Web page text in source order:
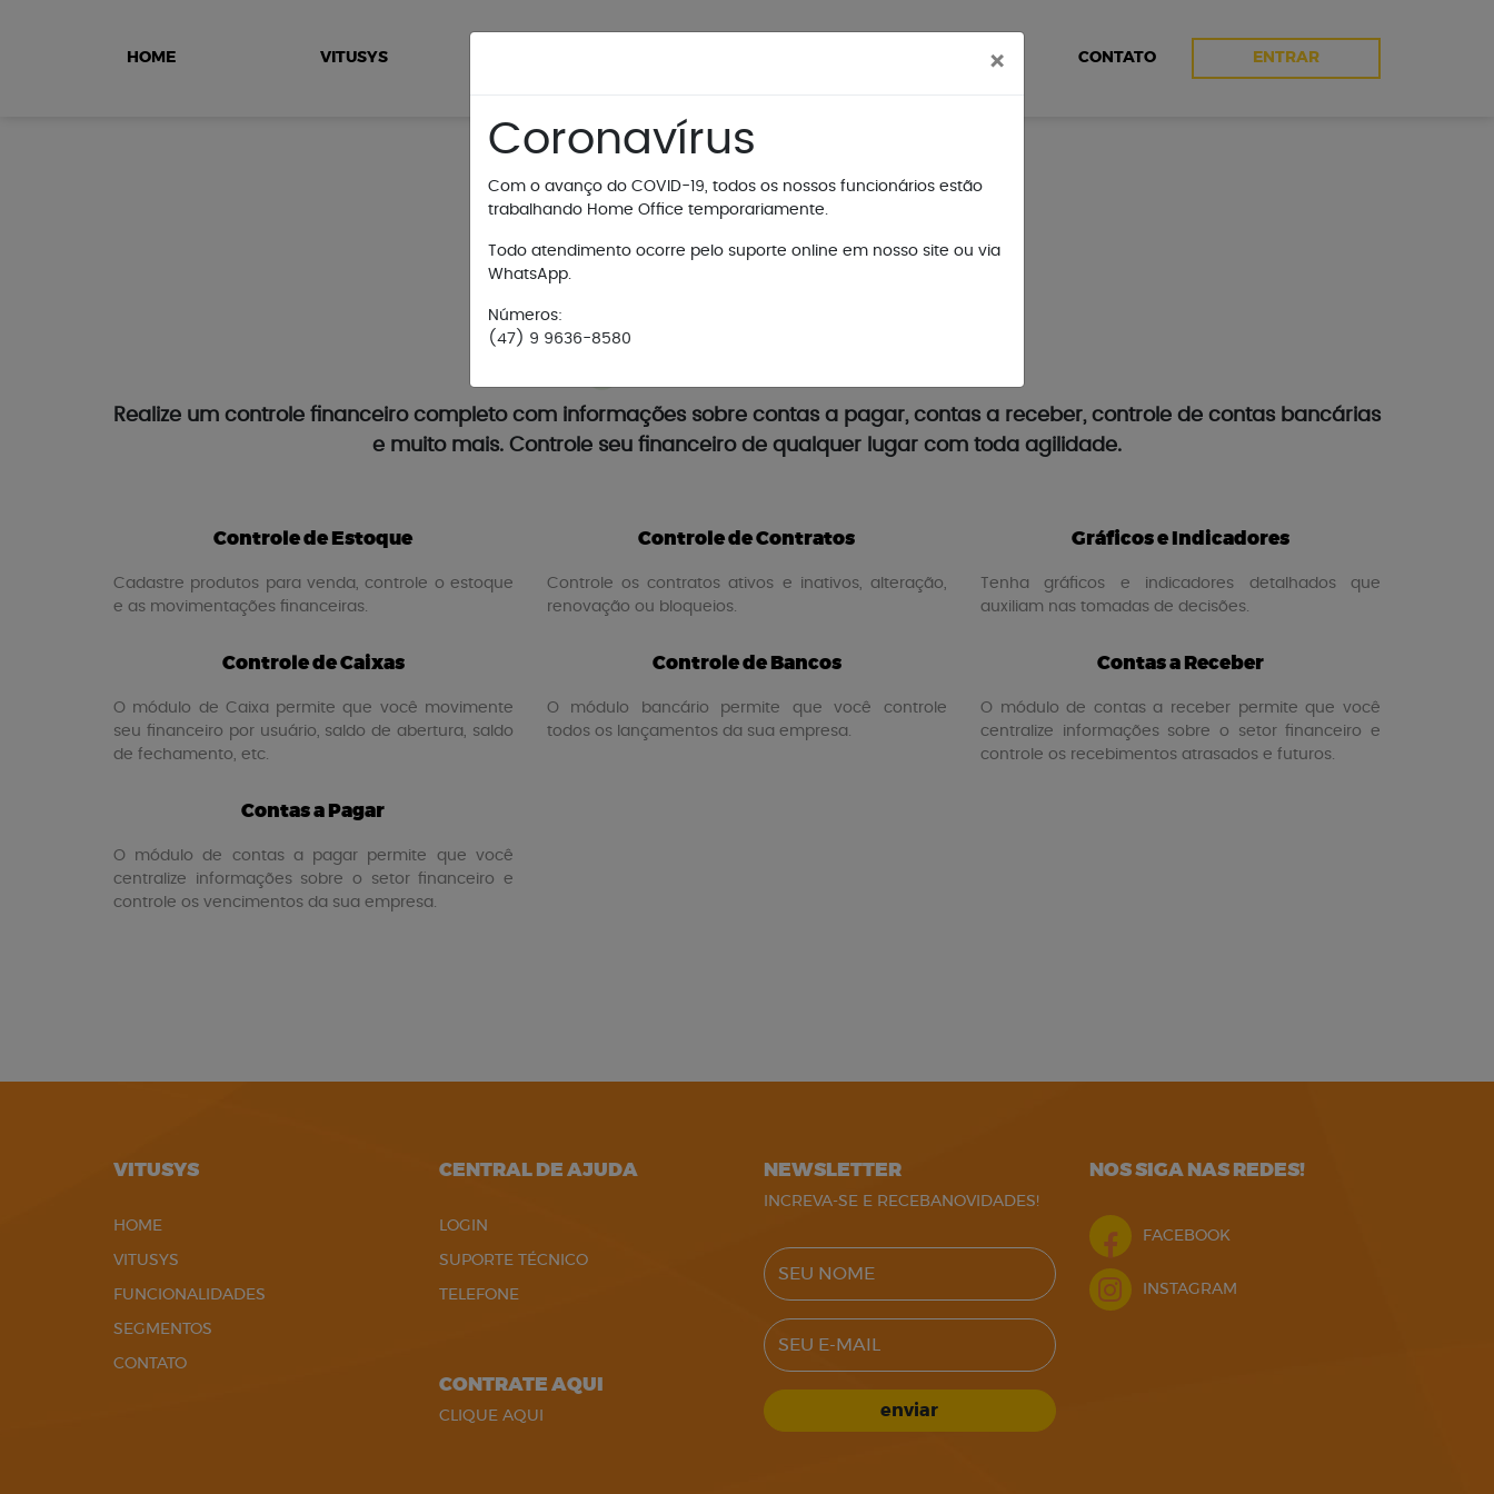
HOME VITUSYS CONTATO ENTRAR
Realize um controle financeiro completo com informações sobre contas a pagar, contas a receber, controle de contas bancárias
e muito mais. Controle seu financeiro de qualquer lugar com toda agilidade.
Controle de Estoque
Cadastre produtos para venda, controle o estoque
e as movimentações financeiras.
Controle de Contratos
Controle os contratos ativos e inativos, alteração,
renovação ou bloqueios.
Gráficos e Indicadores
Tenha gráficos e indicadores detalhados que
auxiliam nas tomadas de decisões.
Controle de Caixas
O módulo de Caixa permite que você movimente
seu financeiro por usuário, saldo de abertura, saldo
de fechamento, etc.
Controle de Bancos
O módulo bancário permite que você controle
todos os lançamentos da sua empresa.
Contas a Receber
O módulo de contas a receber permite que você
centralize informações sobre o setor financeiro e
controle os recebimentos atrasados e futuros.
Contas a Pagar
O módulo de contas a pagar permite que você
centralize informações sobre o setor financeiro e
controle os vencimentos da sua empresa.
VITUSYS
HOME
VITUSYS
FUNCIONALIDADES
SEGMENTOS
CONTATO
CENTRAL DE AJUDA
LOGIN
SUPORTE TÉCNICO
TELEFONE
CONTRATE AQUI
CLIQUE AQUI
NEWSLETTER
INCREVA-SE E RECEBANOVIDADES!
SEU NOME
SEU E-MAIL
enviar
NOS SIGA NAS REDES!
FACEBOOK
INSTAGRAM
×
Coronavírus
Com o avanço do COVID-19, todos os nossos funcionários estão
trabalhando Home Office temporariamente.
Todo atendimento ocorre pelo suporte online em nosso site ou via
WhatsApp.
Números:
(47) 9 9636-8580